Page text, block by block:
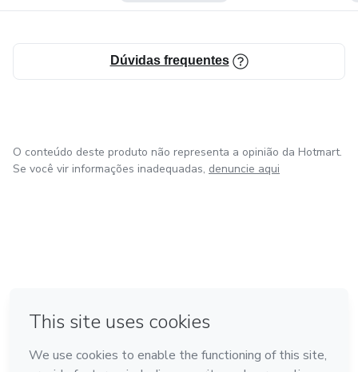
Dúvidas frequentes
O conteúdo deste produto não representa a opinião da Hotmart.
Se você vir informações inadequadas, denuncie aqui
Feito com ❤ em Bogotá